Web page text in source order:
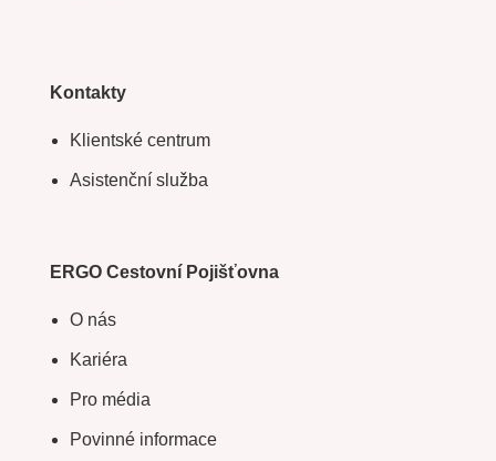
Kontakty
Klientské centrum
Asistenční služba
ERGO Cestovní Pojišťovna
O nás
Kariéra
Pro média
Povinné informace